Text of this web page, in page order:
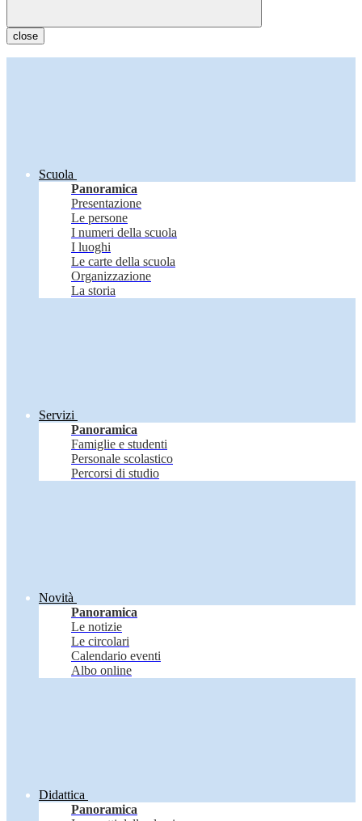
close
Scuola
Panoramica
Presentazione
Le persone
I numeri della scuola
I luoghi
Le carte della scuola
Organizzazione
La storia
Servizi
Panoramica
Famiglie e studenti
Personale scolastico
Percorsi di studio
Novità
Panoramica
Le notizie
Le circolari
Calendario eventi
Albo online
Didattica
Panoramica